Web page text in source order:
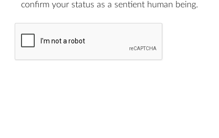
confirm your status as a sentient human being.